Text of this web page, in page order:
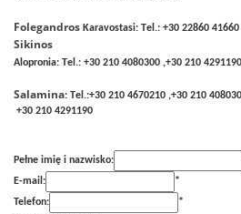
Folegandros Karavostasi: Τel.: +30 22860
Sikinos
Alopronia: Τel.: +30 210 4080300 ,+30 210 4291190
Salamina: Τel.:+30 210 4670210 ,+30 210
+30 210 4291190
Pełne imię i nazwisko:
E-mail:
*
Telefon:
*